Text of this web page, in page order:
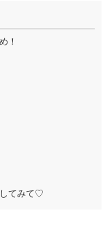
！
てみて♡